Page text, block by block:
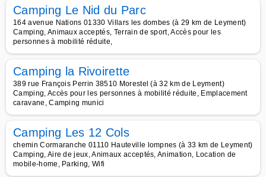
Camping Le Nid du Parc
164 avenue Nations 01330 Villars les dombes (à 29 km de Leyment)
Camping, Animaux acceptés, Terrain de sport, Accès pour les
personnes à mobilité réduite,
Camping la Rivoirette
389 rue François Perrin 38510 Morestel (à 32 km de Leyment)
Camping, Accès pour les personnes à mobilité réduite, Emplacement
caravane, Camping munici
Camping Les 12 Cols
chemin Cormaranche 01110 Hauteville lompnes (à 33 km de Leyment)
Camping, Aire de jeux, Animaux acceptés, Animation, Location de
mobile-home, Parking, Wifi